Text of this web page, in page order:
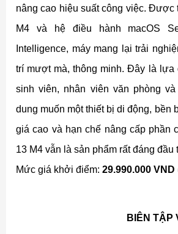
nâng cao hiệu suất công việc. Được
M4 và hệ điều hành macOS
Intelligence, máy mang lại trải
trí mượt mà, thông minh. Đây là lựa
sinh viên, nhân viên văn phòng
dung muốn một thiết bị di động, bền
giá cao và hạn chế nâng cấp phần
13 M4 vẫn là sản phẩm rất đáng đầu
Mức giá khởi điểm: 29.990.000 VND
BIÊN TẬP